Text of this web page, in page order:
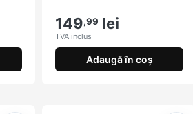
149,99 lei
TVA inclus
Adaugă în coș